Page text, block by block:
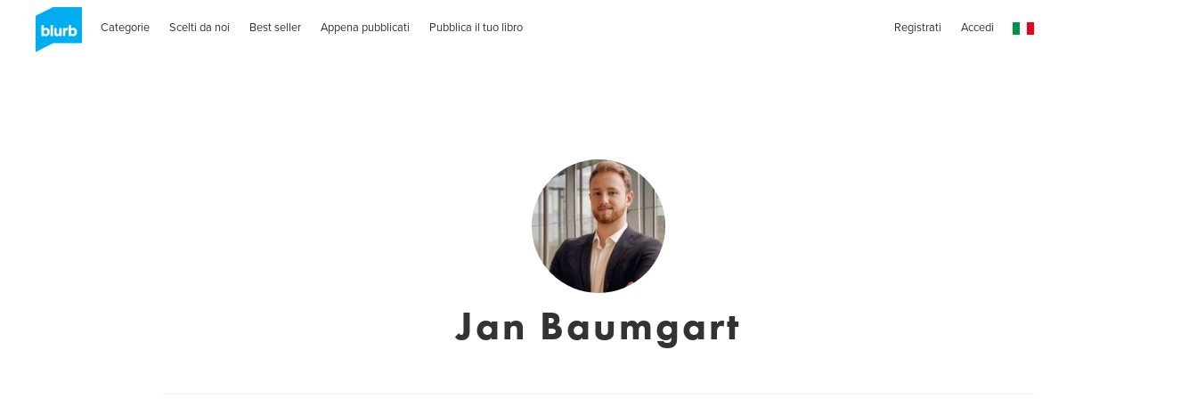
Categorie Scelti da noi Best seller Appena pubblicati Pubblica il tuo libro Registrati Accedi
Jan Baumgart